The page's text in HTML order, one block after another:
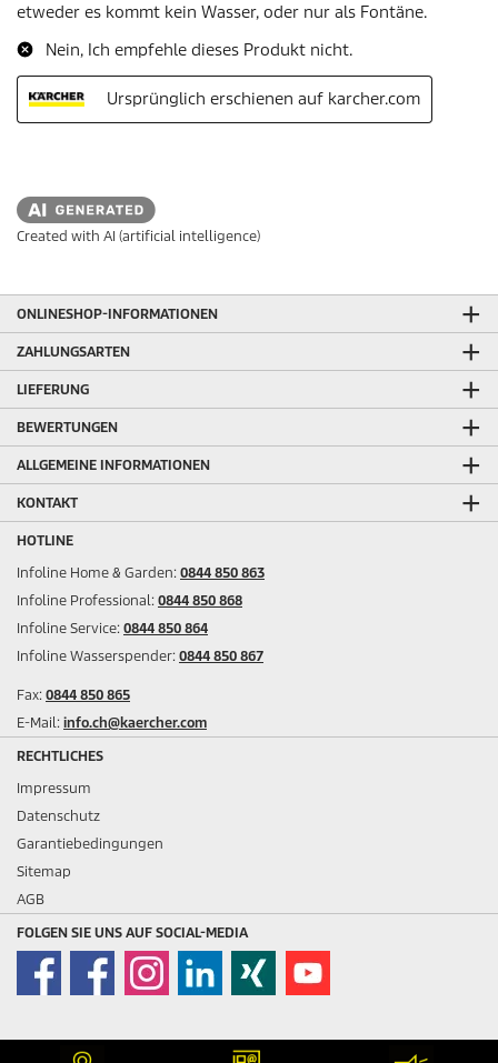
Created with AI (artificial intelligence)
ONLINESHOP-INFORMATIONEN
ZAHLUNGSARTEN
LIEFERUNG
BEWERTUNGEN
ALLGEMEINE INFORMATIONEN
KONTAKT
HOTLINE
Infoline Home & Garden: 0844 850 863
Infoline Professional: 0844 850 868
Infoline Service: 0844 850 864
Infoline Wasserspender: 0844 850 867
Fax: 0844 850 865
E-Mail: info.ch@kaercher.com
RECHTLICHES
Impressum
Datenschutz
Garantiebedingungen
Sitemap
AGB
FOLGEN SIE UNS AUF SOCIAL-MEDIA